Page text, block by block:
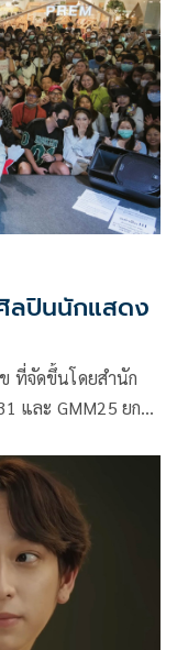
ยรนัย, สุธาสินี บุ
นจอ ครึ่งปีหลัง 2023
ลปินนักแสดง
ที่จัดขึ้นโดยสำนัก
และ GMM25 ยก